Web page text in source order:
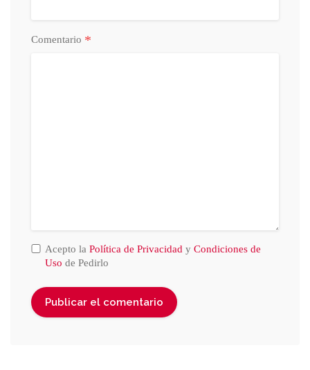
Comentario *
Acepto la Política de Privacidad y Condiciones de
Uso de Pedirlo